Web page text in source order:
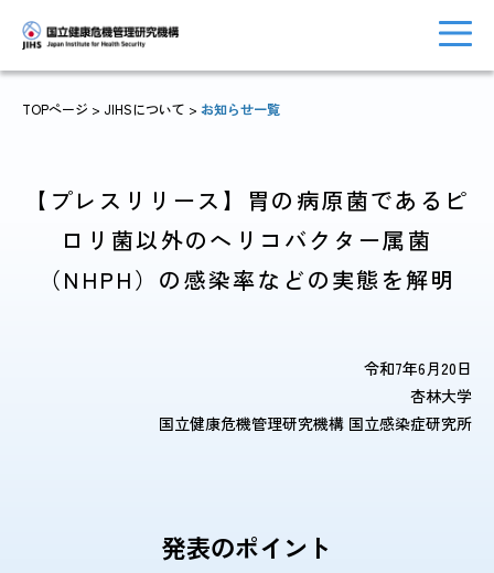
国際協力・
感染症情報・
TOPページ > JIHSについて > お知らせ一覧
【プレスリリース】胃の病原菌であるピ
ロリ菌以外のヘリコバクター属菌
（NHPH）の感染率などの実態を解明
令和7年6月20日
杏林大学
国立健康危機管理研究機構 国立感染症研究所
発表のポイント